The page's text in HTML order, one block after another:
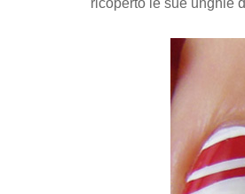
ricoperto le sue unghie